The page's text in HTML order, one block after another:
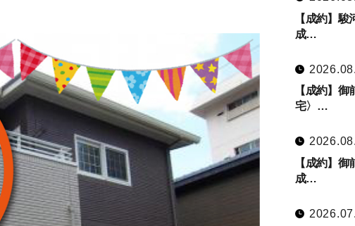
【成約】
成…
【成約】
宅〉…
【成約】
成…